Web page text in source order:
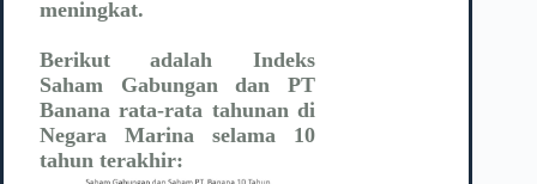
meningkat.
Berikut adalah Indeks
Saham Gabungan dan PT
Banana rata-rata tahunan di
Negara Marina selama 10
tahun terakhir: